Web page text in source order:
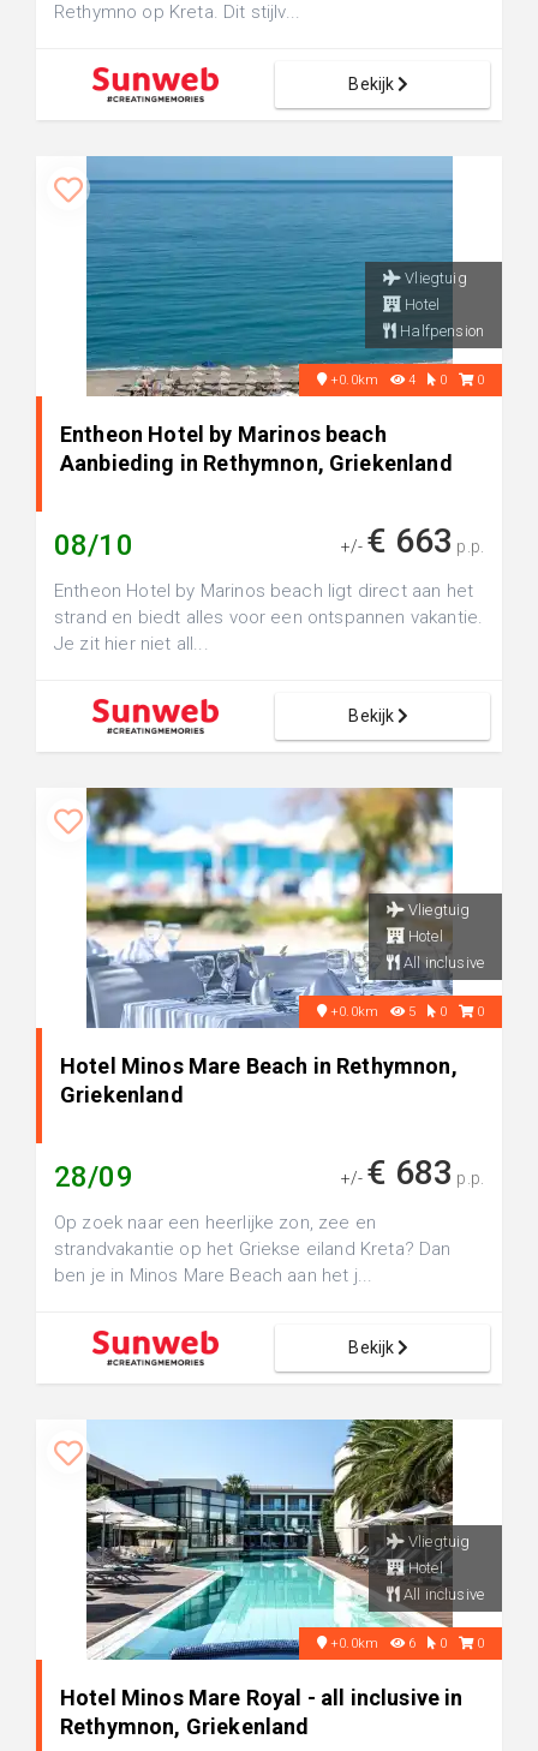
Rethymno op Kreta. Dit stijlv...
Bekijk
Vliegtuig
Hotel
Halfpension
+0.0km 4 0 0
Entheon Hotel by Marinos beach
Aanbieding in Rethymnon, Griekenland
08/10 +/- € 663 p.p.
Entheon Hotel by Marinos beach ligt direct aan het
strand en biedt alles voor een ontspannen vakantie.
Je zit hier niet all...
Bekijk
Vliegtuig
Hotel
All inclusive
+0.0km 5 0 0
Hotel Minos Mare Beach in Rethymnon,
Griekenland
28/09 +/- € 683 p.p.
Op zoek naar een heerlijke zon, zee en
strandvakantie op het Griekse eiland Kreta? Dan
ben je in Minos Mare Beach aan het j...
Bekijk
Vliegtuig
Hotel
All inclusive
+0.0km 6 0 0
Hotel Minos Mare Royal - all inclusive in
Rethymnon, Griekenland